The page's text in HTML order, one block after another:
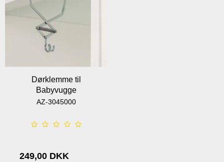
Dørklemme til
Babyvugge
AZ-3045000
249,00 DKK